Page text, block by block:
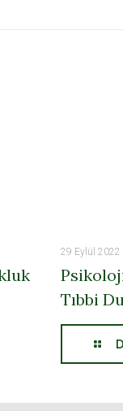
29 Eylül 2022
Tıbbi